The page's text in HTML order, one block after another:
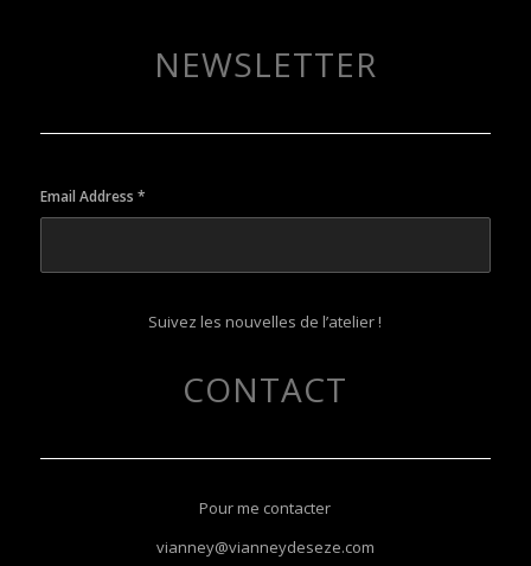
NEWSLETTER
Email Address *
Suivez les nouvelles de l’atelier !
CONTACT
Pour me contacter
vianney@vianneydeseze.com